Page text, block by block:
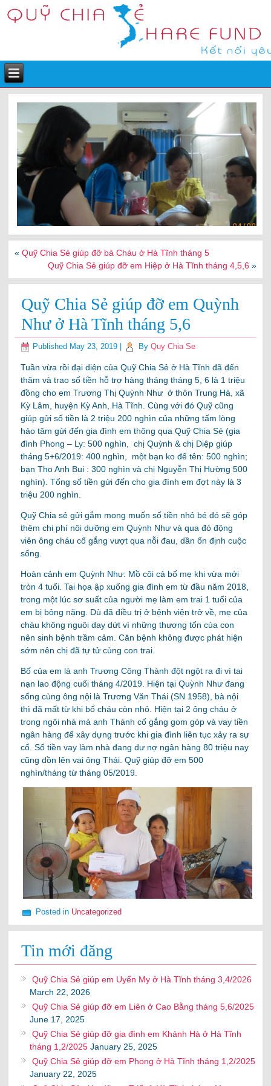
«Quỹ Chia Sẻ giúp đỡ bà Cháu ở Hà Tĩnh tháng 5
Quỹ Chia Sẻ giúp đỡ em Hiệp ở Hà Tĩnh tháng 4,5,6 »
Quỹ Chia Sẻ giúp đỡ em Quỳnh
Như ở Hà Tĩnh tháng 5,6
Published May 23, 2019 By Quy Chia Se
Tuần vừa rồi đại diện của Quỹ Chia Sẻ ở Hà Tĩnh đã đến
thăm và trao số tiền hỗ trợ hàng tháng tháng 5, 6 là 1 triệu
đồng cho em Trương Thị Quỳnh Như ở thôn Trung Hà, xã
Kỳ Lâm, huyện Kỳ Anh, Hà Tĩnh. Cùng với đó Quỹ cũng
giúp gửi số tiền là 2 triệu 200 nghìn của những tấm lòng
hảo tâm gửi đến gia đình em thông qua Quỹ Chia Sẻ (gia
đình Phong – Ly: 500 nghìn, chị Quỳnh & chị Diệp giúp
tháng 5+6/2019: 400 nghìn, một bạn ko để tên: 500 nghìn;
bạn Tho Anh Bui : 300 nghìn và chị Nguyễn Thị Hường 500
nghìn). Tổng số tiền gửi đến cho gia đình em đợt này là 3
triệu 200 nghìn.
Quỹ Chia sẻ gửi gắm mong muốn số tiền nhỏ bé đó sẽ góp
thêm chi phí nôi dưỡng em Quỳnh Như và qua đó động
viên ông cháu cố gắng vượt qua nỗi đau, dần ổn định cuộc
sống.
Hoàn cảnh em Quỳnh Như: Mồ côi cả bố mẹ khi vừa mới
tròn 4 tuổi. Tai họa ập xuống gia đình em từ đầu năm 2018,
trong một lúc sơ suất của người mẹ làm em trai 1 tuổi của
em bị bỏng nặng. Dù đã điều trị ở bệnh viện trở về, mẹ của
cháu không nguôi day dứt vì những thương tổn của con
nên sinh bệnh trầm cảm. Căn bệnh không được phát hiện
sớm nên chị đã tự tử cùng con trai.
Bố của em là anh Trương Công Thành đột ngột ra đi vì tai
nạn lao động cuối tháng 4/2019. Hiện tại Quỳnh Như đang
sống cùng ông nội là Trương Văn Thái (SN 1958), bà nội
thì đã mất từ khi bố cháu còn nhỏ. Hiện tại 2 ông cháu ở
trong ngôi nhà mà anh Thành cố gắng gom góp và vay tiền
ngân hàng để xây dựng trước khi gia đình liên tục xảy ra sự
cố. Số tiền vay làm nhà đang dư nợ ngân hàng 80 triệu nay
cũng dồn lên vai ông Thái. Quỹ giúp đỡ em 500
nghìn/tháng từ tháng 05/2019.
Posted in Uncategorized
Tin mới đăng
Quỹ Chia Sẻ giúp em Uyển My ở Hà Tĩnh tháng 3,4/2026
March 22, 2026
Quỹ Chia Sẻ giúp đỡ em Liên ở Cao Bằng tháng 5,6/2025
June 17, 2025
Quỹ Chia Sẻ giúp đỡ gia đình em Khánh Hà ở Hà Tĩnh
tháng 1,2/2025 January 25, 2025
Quỹ Chia Sẻ giúp đỡ em Phong ở Hà Tĩnh tháng 1,2/2025
January 22, 2025